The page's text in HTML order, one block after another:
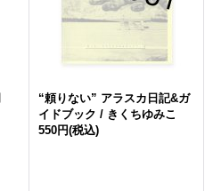
“頼りない” アラスカ日記&ガ
イドブック / きくちゆみこ
550円(税込)